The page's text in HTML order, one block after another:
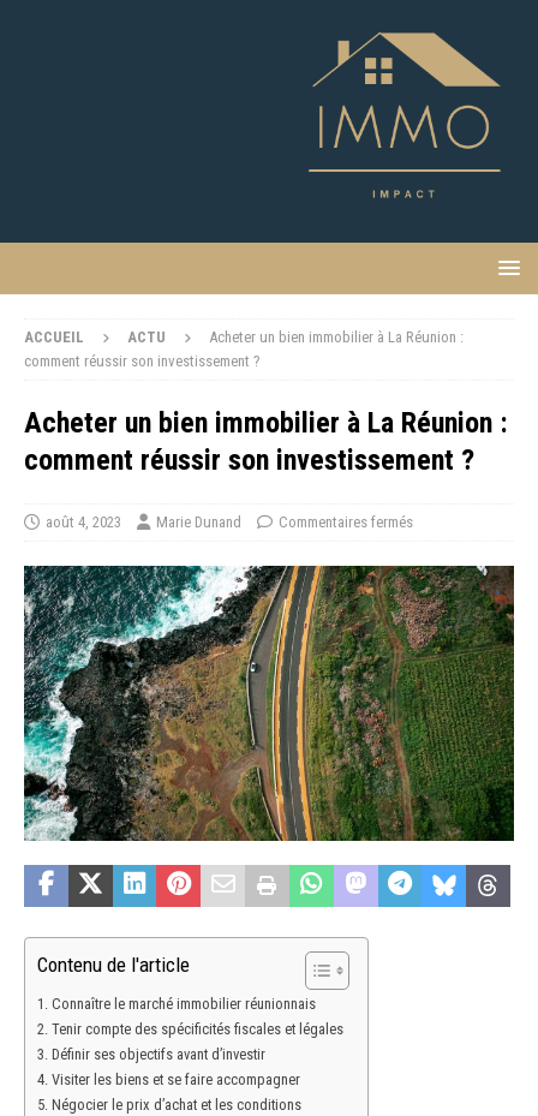
ACCUEIL ACTU
Acheter un bien immobilier à La Réunion :
comment réussir son investissement ?
Acheter un bien immobilier à La Réunion :
comment réussir son investissement ?
août 4, 2023 Marie Dunand Commentaires fermés
Contenu de l'article
Connaître le marché immobilier réunionnais
Tenir compte des spécificités fiscales et légales
Définir ses objectifs avant d’investir
Visiter les biens et se faire accompagner
Négocier le prix d’achat et les conditions